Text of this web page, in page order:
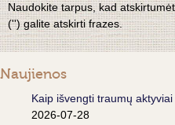
Naudokite tarpus, kad
('') galite atskirti frazes.
Naujienos
Kaip išvengti traumų
2026-07-28